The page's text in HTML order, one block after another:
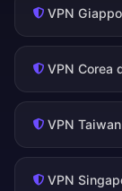
VPN
VPN Corea
VPN
VPN